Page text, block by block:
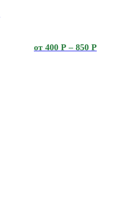
от 400 Р – 850 Р